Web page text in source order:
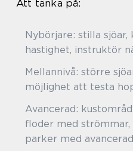
Att tänka på:
Nybörjare: stilla
hastighet, instruktör
Mellannivå: större
möjlighet att testa
Avancerad:
floder med
parker med